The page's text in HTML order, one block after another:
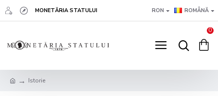
MONETĂRIA STATULUI RON ROMÂNĂ
0
Istorie